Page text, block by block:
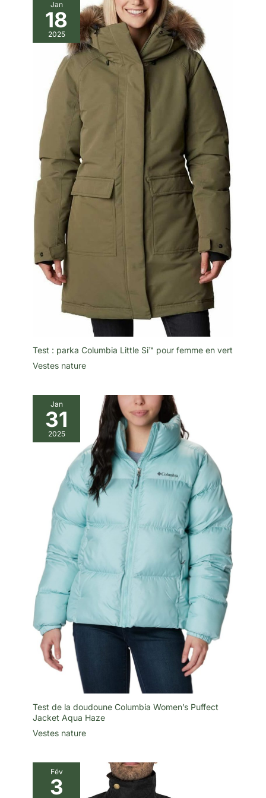
Jan
18
2025
Test : parka Columbia Little Si™ pour femme en vert
Vestes nature
Jan
31
2025
Test de la doudoune Columbia Women’s Puffect
Jacket Aqua Haze
Vestes nature
Fév
3